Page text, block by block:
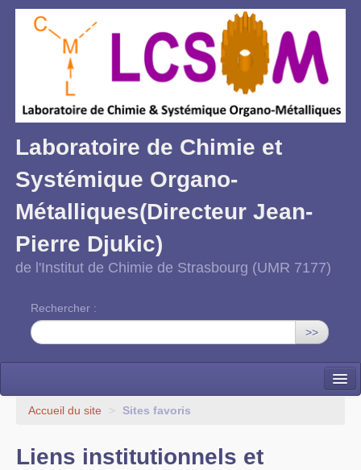
Laboratoire de Chimie et
Systémique Organo-
Métalliques(Directeur Jean-
Pierre Djukic)
de l'Institut de Chimie de Strasbourg (UMR 7177)
Rechercher :
>>
Présentation du laboratoire
Accueil du site > Sites favoris
Liens institutionnels et